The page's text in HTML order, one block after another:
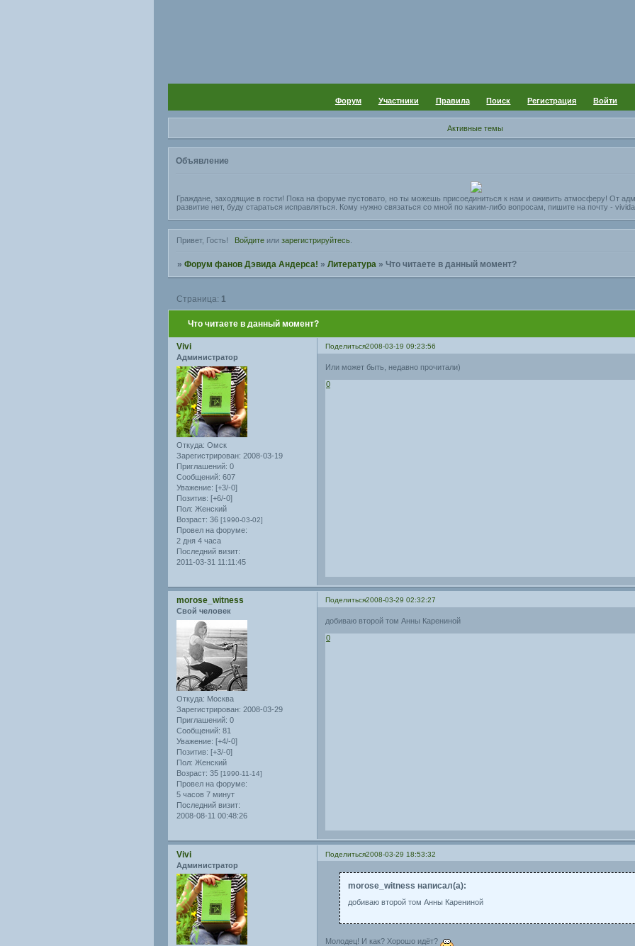
Форум Участники Правила Поиск Регистрация Войти
Активные темы
Объявление
Граждане, заходящие в гости! Пока на форуме пустовато, но ты можешь присоединиться к нам и оживить атмосферу! От
развитие нет, буду стараться исправляться. Кому нужно связаться со мной по каким-либо вопросам, пишите на почту -
Привет, Гость! Войдитеили зарегистрируйтесь.
»Форум фанов Дэвида Андерса! »Литература »Что читаете в данный момент?
Что читаете в данный момент?
Страница: 1
Поделиться2008-03-19 09:23:56
Vivi
Администратор
Откуда: Омск
Зарегистрирован: 2008-03-19
Приглашений: 0
Сообщений: 607
Уважение: [+3/-0]
Позитив: [+6/-0]
Пол: Женский
Возраст: 36 [1990-03-02]
Провел на форуме:
2 дня 4 часа
Последний визит:
2011-03-31 11:11:45
Или может быть, недавно прочитали)
0
Поделиться2008-03-29 02:32:27
morose_witness
Свой человек
Откуда: Москва
Зарегистрирован: 2008-03-29
Приглашений: 0
Сообщений: 81
Уважение: [+4/-0]
Позитив: [+3/-0]
Пол: Женский
Возраст: 35 [1990-11-14]
Провел на форуме:
5 часов 7 минут
Последний визит:
2008-08-11 00:48:26
добиваю второй том Анны Карениной
0
Поделиться2008-03-29 18:53:32
Vivi
Администратор
morose_witness написал(а):
добиваю второй том Анны Карениной
Молодец! И как? Хорошо идёт?